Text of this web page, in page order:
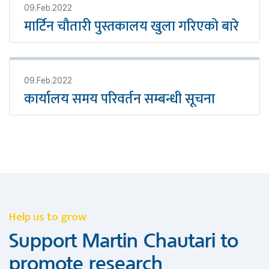
09.Feb.2022
मार्टिन चौतारी पुस्तकालय खुला गरिएको बारे
09.Feb.2022
कार्यालय समय परिवर्तन सम्बन्धी सूचना
Help us to grow
Support Martin Chautari to
promote research